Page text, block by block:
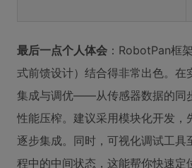
最后一点个人体会 ：RobotPan框
式前馈设计）结合得非常出色。
集成与调优——从传感器数据的同
性能压榨。建议采用模块化开发
逐步集成。同时，可视化调试工
程中的中间状态，这能帮你快速